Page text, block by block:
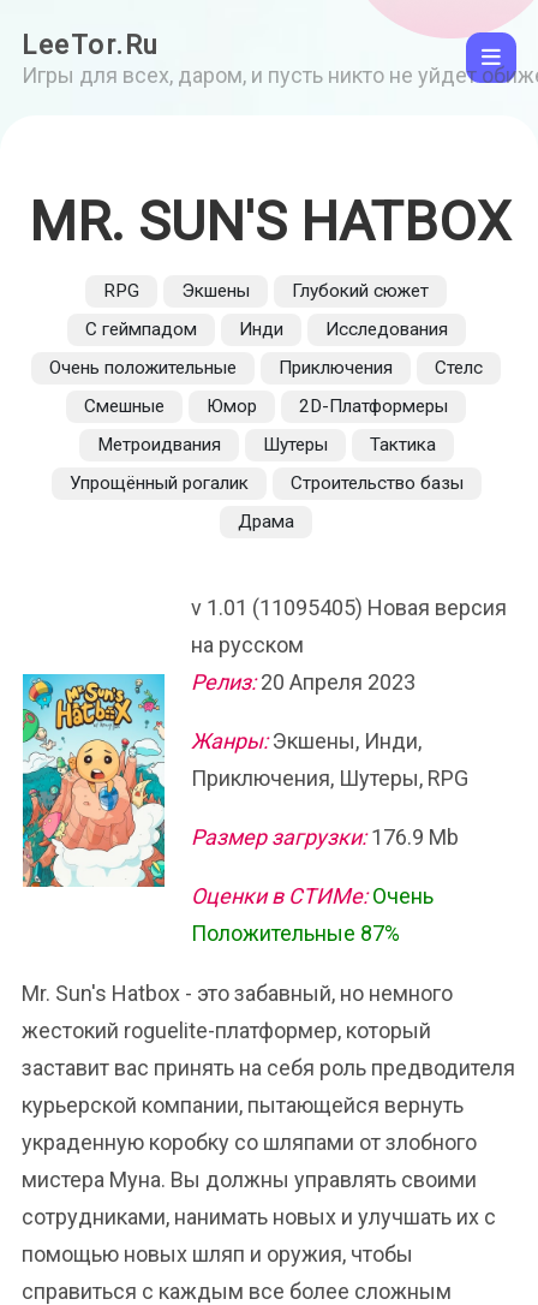
LeeTor.Ru
Игры для всех, даром, и пусть никто не уйдет
MR. SUN'S HATBOX
RPG Экшены
Глубокий сюжет
С геймпадом
Инди
Исследования
Очень положительные
Приключения
Стелс
Смешные
Юмор
2D-Платформеры
Метроидвания
Шутеры
Тактика
Упрощённый рогалик
Строительство базы
Драма
v 1.01 (11095405) Новая версия
на русском
Релиз:20 Апреля 2023
Жанры:Экшены, Инди,
Приключения, Шутеры, RPG
Размер загрузки:176.9 Mb
Оценки в СТИМе: Очень
Положительные 87%
Mr. Sun's Hatbox - это забавный, но немного
жестокий roguelite-платформер, который
заставит вас принять на себя роль предводителя
курьерской компании, пытающейся вернуть
украденную коробку со шляпами от злобного
мистера Муна. Вы должны управлять своими
сотрудниками, нанимать новых и улучшать их с
помощью новых шляп и оружия, чтобы
справиться с каждым все более сложным